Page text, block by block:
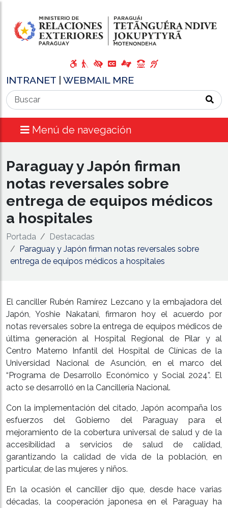
INTRANET WEBMAIL MRE
Menú de navegación
Paraguay y Japón firman
notas reversales sobre
entrega de equipos médicos
a hospitales
Portada
Destacadas
Paraguay y Japón firman notas reversales sobre
entrega de equipos médicos a hospitales
El canciller Rubén Ramírez Lezcano y la embajadora del
Japón, Yoshie Nakatani, firmaron hoy el acuerdo por
notas reversales sobre la entrega de equipos médicos de
última generación al Hospital Regional de Pilar y al
Centro Materno Infantil del Hospital de Clínicas de la
Universidad Nacional de Asunción, en el marco del
“Programa de Desarrollo Económico y Social 2024”. El
acto se desarrolló en la Cancillería Nacional.
Con la implementación del citado, Japón acompaña los
esfuerzos del Gobierno del Paraguay para el
mejoramiento de la cobertura universal de salud y de la
accesibilidad a servicios de salud de calidad,
garantizando la calidad de vida de la población, en
particular, de las mujeres y niños.
En la ocasión el canciller dijo que, desde hace varias
décadas, la cooperación japonesa en el Paraguay ha